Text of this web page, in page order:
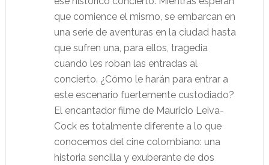
que comience el mismo, se embarcan en
una serie de aventuras en la ciudad hasta
que sufren una, para ellos, tragedia
cuando les roban las entradas al
concierto. ¿Cómo le harán para entrar a
este escenario fuertemente custodiado?
El encantador filme de Mauricio Leiva-
Cock es totalmente diferente a lo que
conocemos del cine colombiano: una
historia sencilla y exuberante de dos